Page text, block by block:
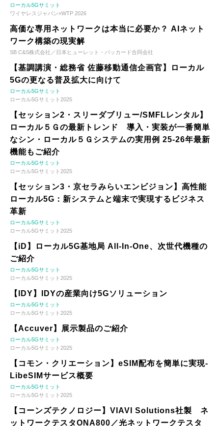
ローカル5Gサミット
ワイヤレスジャパン×WTP 2026
高価な専用ネットワークは本当に必要か？ AIネット
ワーク構築の現実解
SB C&S株式会社／日本ヒューレット・パッカード合同会社
【基調講演・総務省 佐藤移動通信企画官】ローカル
5Gの更なる普及拡大に向けて
ローカル5Gサミット
ローカル5Gサミット2025
【セッション2・スリーダブリュー/SMFLレンタル】
ローカル５Ｇの最新トレンド 導入・実装が一番簡単
なシン・ローカル５Ｇシステムの実用例 25-26年最新
機能もご紹介
ローカル5Gサミット
ローカル5Gサミット2025
【セッション3・京セラみらいエンビジョン】高性能
ローカル5G：新システムと端末で実現するビジネス
革新
ローカル5Gサミット
ローカル5Gサミット2025
【iD】ローカル5G基地局 All-In-One、次世代機種の
ご紹介
ローカル5Gサミット
ローカル5Gサミット2025
【IDY】IDYの産業向け5Gソリューション
ローカル5Gサミット
ローカル5Gサミット2025
【Accuver】展示製品のご紹介
ローカル5Gサミット
ローカル5Gサミット2025
【コモン・クリエーション】eSIM配布を簡単に実現-
LibeSIMサービス概要
ローカル5Gサミット
ローカル5Gサミット2025
【コーンズテクノロジー】VIAVI Solutions社製 ネ
ットワークテスタONA800／光ネットワークテスタ